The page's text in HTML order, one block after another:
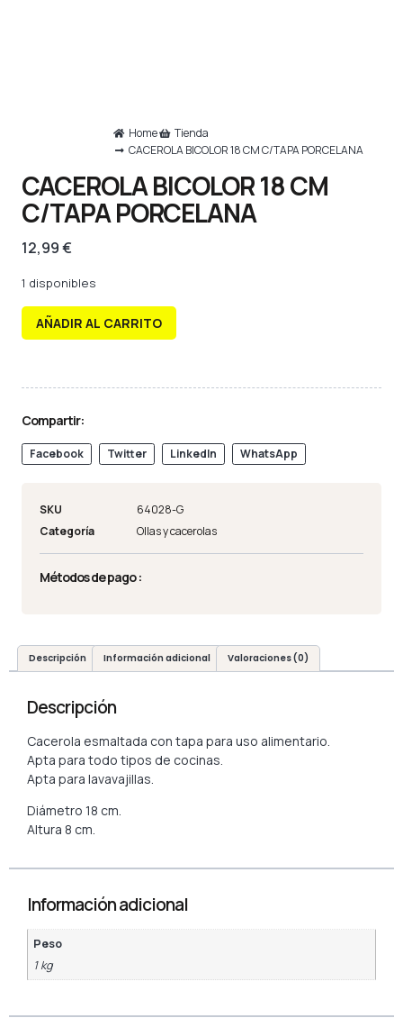
Home
Tienda
CACEROLA BICOLOR 18 CM C/TAPA PORCELANA
CACEROLA BICOLOR 18 CM
C/TAPA PORCELANA
12,99€
1 disponibles
AÑADIR AL CARRITO
Compartir:
Facebook Twitter LinkedIn WhatsApp
SKU
64028-G
Categoría
Ollas y cacerolas
Métodos de pago :
Descripción Información adicional Valoraciones (0)
Descripción
Cacerola esmaltada con tapa para uso alimentario.
Apta para todo tipos de cocinas.
Apta para lavavajillas.
Diámetro 18 cm.
Altura 8 cm.
Información adicional
Peso
1 kg